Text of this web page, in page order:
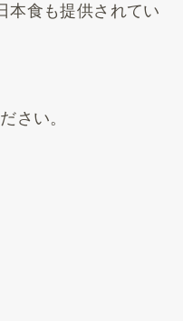
本食も提供されてい
さい。